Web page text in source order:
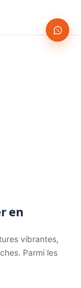
en
vibrantes,
Parmi les